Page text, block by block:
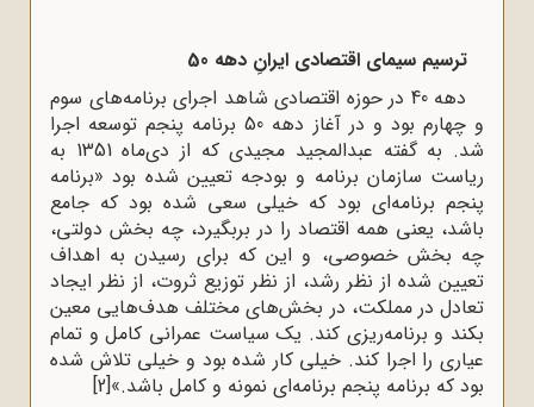
ترسیم سیمای اقتصادی ایرانِ دهه 50
دهه 40 در حوزه اقتصادی شاهد اجرای برنامه‌های سوم
و چهارم بود و در آغاز دهه 50 برنامه پنجم توسعه اجرا
شد. به گفته عبدالمجید مجیدی که از دی‌ماه 1351 به
ریاست سازمان برنامه و بودجه تعیین شده بود «برنامه
پنجم برنامه‌ای بود که خیلی سعی شده بود که جامع
باشد، یعنی همه اقتصاد را در بربگیرد، چه بخش دولتی،
چه بخش خصوصی، و این که برای رسیدن به اهداف
تعیین شده از نظر رشد، از نظر توزیع ثروت، از نظر ایجاد
تعادل در مملکت، در بخش‌های مختلف هدف‌هایی معین
بکند و برنامه‌ریزی کند. یک سیاست عمرانی کامل و تمام
عیاری را اجرا کند. خیلی کار شده بود و خیلی تلاش شده
بود که برنامه پنجم برنامه‌ای نمونه و کامل باشد.»[2]